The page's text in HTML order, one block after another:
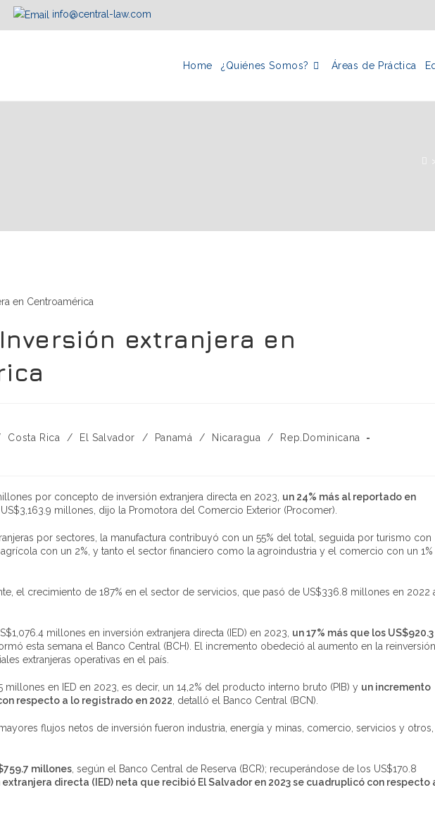
info@central-law.com
Home ¿Quiénes Somos? Áreas de Práctica
extranjera en
Costa Rica / El Salvador / Panamá / Nicaragua /
Rep.Dominicana
por concepto de inversión extranjera directa en 2023, un 24% más al reportado en
US$3,163.9 millones, dijo la Promotora del Comercio Exterior (Procomer).
por sectores, la manufactura contribuyó con un 55% del total, seguida por turismo con
con un 2%, y tanto el sector financiero como la agroindustria y el comercio con un 1%
el crecimiento de 187% en el sector de servicios, que pasó de US$336.8 millones en 2022
millones en inversión extranjera directa (IED) en 2023, un 17% más que los US$920.3
esta semana el Banco Central (BCH). El incremento obedeció al aumento en la reinversión
extranjeras operativas en el país.
millones en IED en 2023, es decir, un 14,2% del producto interno bruto (PIB) y un incremento
respecto a lo registrado en 2022 , detalló el Banco Central (BCN).
flujos netos de inversión fueron industria, energía y minas, comercio, servicios y otros,
millones , según el Banco Central de Reserva (BCR); recuperándose de los US$170.8
extranjera directa (IED) neta que recibió El Salvador en 2023 se cuadruplicó con respecto